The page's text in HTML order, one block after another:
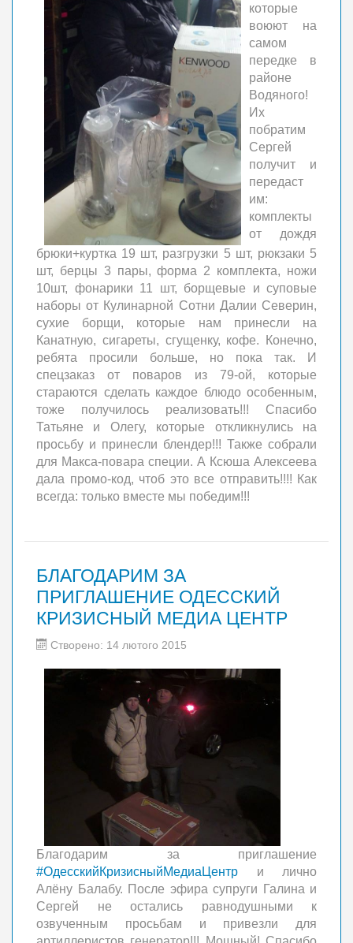
которые
воюют на
самом
передке в
районе
Водяного!
Их
побратим
Сергей
получит и
передаст
им:
комплекты
от дождя
брюки+куртка 19 шт, разгрузки 5 шт, рюкзаки 5
шт, берцы 3 пары, форма 2 комплекта, ножи
10шт, фонарики 11 шт, борщевые и суповые
наборы от Кулинарной Сотни Далии Северин,
сухие борщи, которые нам принесли на
Канатную, сигареты, сгущенку, кофе. Конечно,
ребята просили больше, но пока так. И
спецзаказ от поваров из 79-ой, которые
стараются сделать каждое блюдо особенным,
тоже получилось реализовать!!! Спасибо
Татьяне и Олегу, которые откликнулись на
просьбу и принесли блендер!!! Также собрали
для Макса-повара специи. А Ксюша Алексеева
дала промо-код, чтоб это все отправить!!!! Как
всегда: только вместе мы победим!!!
БЛАГОДАРИМ ЗА
ПРИГЛАШЕНИЕ ‪‎ОДЕССКИЙ
КРИЗИСНЫЙ МЕДИА ЦЕНТР‬
Створено: 14 лютого 2015
Благодарим за приглашение
‪#‎ОдесскийКризисныйМедиаЦентр‬ и лично
Алёну Балабу. После эфира супруги Галина и
Сергей не остались равнодушными к
озвученным просьбам и привезли для